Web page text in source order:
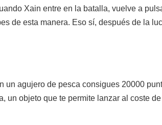
Xain entre en la batalla, vuelve a
de esta manera. Eso sí, después de la
un agujero de pesca consigues 20000
un objeto que te permite lanzar al coste